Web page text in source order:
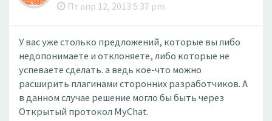
Пт апр 12, 2013 5:37 pm
​У вас уже столько предложений, которые вы либо
недопонимаете и отклоняете, либо которые не
успеваете сделать. а ведь кое-что можно
расширить плагинами сторонних разработчиков. А
в данном случае решение могло бы быть через
Открытый протокол MyChat.